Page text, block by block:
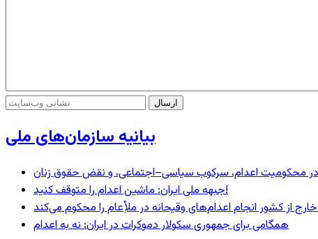
بیانیه سازمان‌های ملی
– در محکومیت اعدام، سرکوب سیاسی–اجتماعی، و نقض حقوق زنان
جبهه ملی ایران: ماشین اعدام را متوقف کنید!
از کشور انجام اعدام‌های وقیحانه در ملأِعام را محکوم می‌کند
همگامی برای جمهوری سکولار دموکرات در ایران: نه به اعدام